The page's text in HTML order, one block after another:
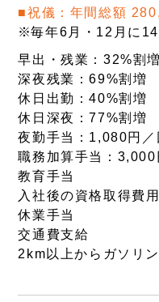
■祝儀：年間総額
毎年6月・12月に
早出・残業：32%割増
深夜残業：69%割増
休日出勤：40%割増
休日深夜：77%割増
夜勤手当：1,080円／
職務加算手当：3,000
教育手当
入社後の資格取得費
休業手当
交通費支給
2km以上からガソリ